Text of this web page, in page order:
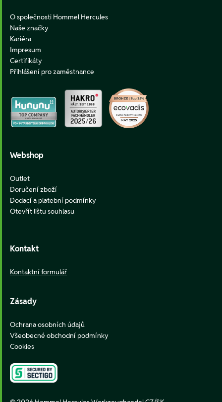
O společnosti Hommel Hercules
Naše značky
Kariéra
Impresum
Certifikáty
Přihlášení pro zaměstnance
Webshop
Outlet
Doručení zboží
Dodací a platební podmínky
Otevřít lištu souhlasu
Kontakt
Kontaktní formulář
Zásady
Ochrana osobních údajů
Všeobecné obchodní podmínky
Cookies